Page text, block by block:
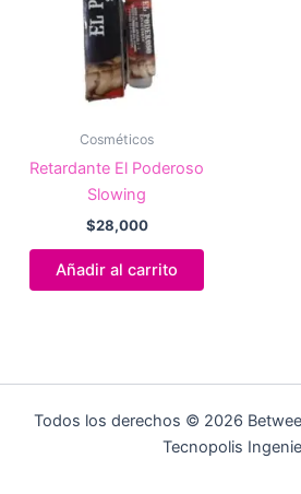
Cosméticos
Retardante El Poderoso
Slowing
$28,000
Añadir al carrito
Todos los derechos © 2026
Tecnopolis